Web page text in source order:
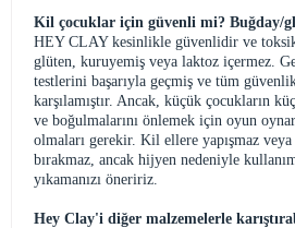
Kil çocuklar için güvenli mi? Buğday/
HEY CLAY kesinlikle güvenlidir ve
glüten, kuruyemiş veya laktoz içermez.
testlerini başarıyla geçmiş ve tüm
karşılamıştır. Ancak, küçük çocukların
ve boğulmalarını önlemek için oyun
olmaları gerekir. Kil ellere yapışmaz
bırakmaz, ancak hijyen nedeniyle
yıkamanızı öneririz.
Hey Clay'i diğer malzemelerle